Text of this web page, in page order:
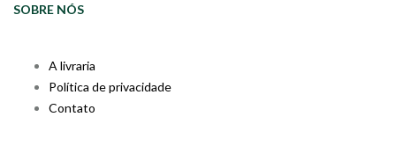
SOBRE NÓS
A livraria
Política de privacidade
Contato